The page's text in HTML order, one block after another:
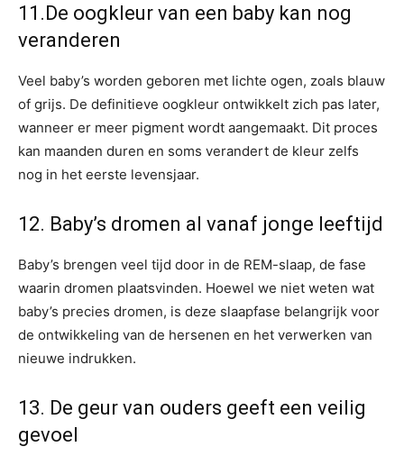
11.De oogkleur van een baby kan nog
veranderen
Veel baby’s worden geboren met lichte ogen, zoals blauw
of grijs. De definitieve oogkleur ontwikkelt zich pas later,
wanneer er meer pigment wordt aangemaakt. Dit proces
kan maanden duren en soms verandert de kleur zelfs
nog in het eerste levensjaar.
12. Baby’s dromen al vanaf jonge leeftijd
Baby’s brengen veel tijd door in de REM-slaap, de fase
waarin dromen plaatsvinden. Hoewel we niet weten wat
baby’s precies dromen, is deze slaapfase belangrijk voor
de ontwikkeling van de hersenen en het verwerken van
nieuwe indrukken.
13. De geur van ouders geeft een veilig
gevoel